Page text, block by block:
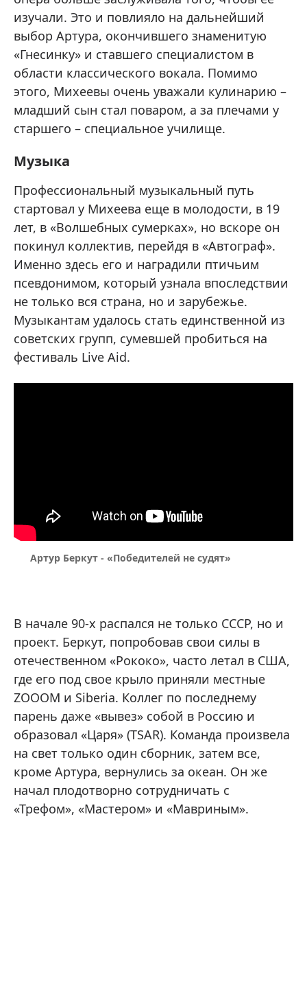
изучали. Это и повлияло на дальнейший
выбор Артура, окончившего знаменитую
«Гнесинку» и ставшего специалистом в
области классического вокала. Помимо
этого, Михеевы очень уважали кулинарию –
младший сын стал поваром, а за плечами у
старшего – специальное училище.
Музыка
Профессиональный музыкальный путь
стартовал у Михеева еще в молодости, в 19
лет, в «Волшебных сумерках», но вскоре он
покинул коллектив, перейдя в «Автограф».
Именно здесь его и наградили птичьим
псевдонимом, который узнала впоследствии
не только вся страна, но и зарубежье.
Музыкантам удалось стать единственной из
советских групп, сумевшей пробиться на
фестиваль Live Aid.
Артур Беркут - «Победителей не судят»
В начале 90-х распался не только СССР, но и
проект. Беркут, попробовав свои силы в
отечественном «Рококо», часто летал в США,
где его под свое крыло приняли местные
ZOOOM и Siberia. Коллег по последнему
парень даже «вывез» собой в Россию и
образовал «Царя» (TSAR). Команда произвела
на свет только один сборник, затем все,
кроме Артура, вернулись за океан. Он же
начал плодотворно сотрудничать с
«Трефом», «Мастером» и «Мавриным».